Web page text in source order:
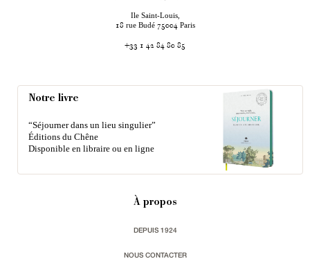
Ile Saint-Louis,
18 rue Budé 75004 Paris
+33 1 42 84 80 85
Notre livre
“Séjourner dans un lieu singulier”
Éditions du Chêne
Disponible en libraire ou en ligne
À propos
DEPUIS 1924
NOUS CONTACTER